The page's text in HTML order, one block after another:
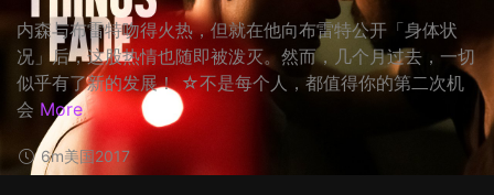
内森与布雷特吻得火热，但就在他向布雷特公开「身体状
况」后，这股热情也随即被泼灭。然而，几个月过去，一切
似乎有了新的发展！ ☆不是每个人，都值得你的第二次机
会 More
6m美国2017